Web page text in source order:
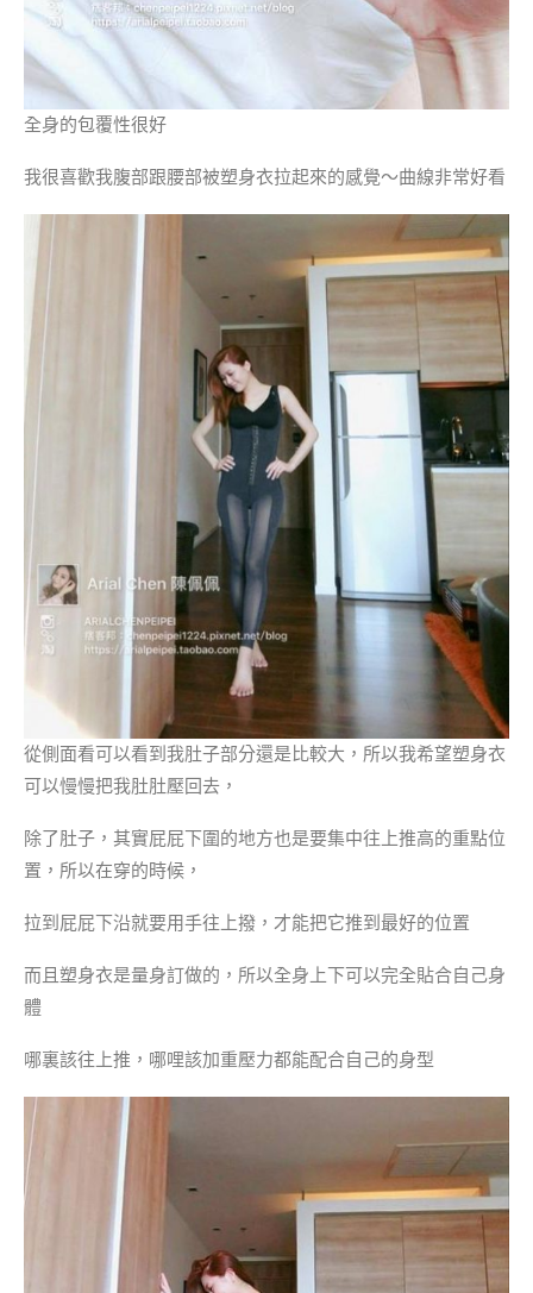
全身的包覆性很好
我很喜歡我腹部跟腰部被塑身衣拉起來的感覺～曲線非常好看
從側面看可以看到我肚子部分還是比較大，所以我希望塑身衣
可以慢慢把我肚肚壓回去，
除了肚子，其實屁屁下圍的地方也是要集中往上推高的重點位
置，所以在穿的時候，
拉到屁屁下沿就要用手往上撥，才能把它推到最好的位置
而且塑身衣是量身訂做的，所以全身上下可以完全貼合自己身
體
哪裏該往上推，哪哩該加重壓力都能配合自己的身型